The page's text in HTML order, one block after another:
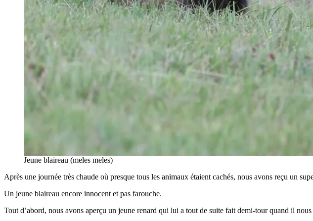
Jeune blaireau (meles meles)
Après une journée très chaude où presque tous les animaux étaient cachés, nous avons reçu un
Un jeune blaireau encore innocent et pas farouche.
Tout d’abord, nous avons aperçu un jeune renard qui lui a tout de suite fait demi-tour quand il